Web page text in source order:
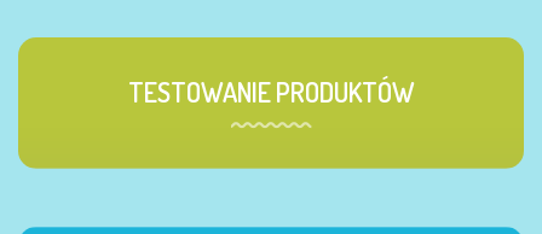
TESTOWANIE PRODUKTÓW